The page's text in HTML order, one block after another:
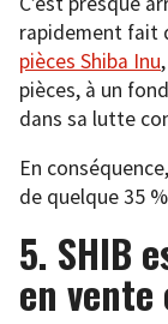
rapidement fait
pièces Shiba Inu
pièces, à un
dans sa lutte
En
de quelque 35
5. SHIB
en vente